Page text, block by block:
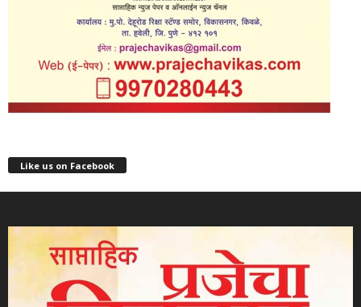
Like us on Facebook